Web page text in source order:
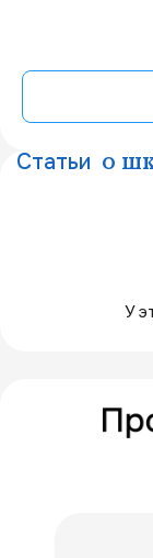
Статьи о
У